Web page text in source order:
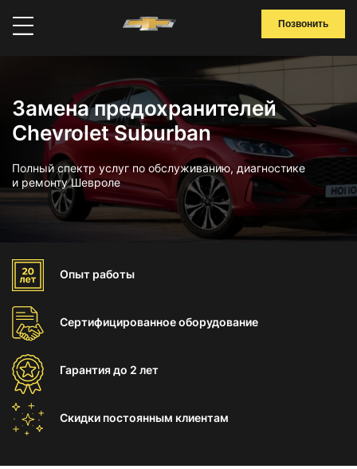
Позвонить
Замена предохранителей
Chevrolet Suburban
Полный спектр услуг по обслуживанию, диагностике
и ремонту Шевроле
Опыт работы
Сертифицированноеоборудование
Гарантиядо 2 лет
Скидки постоянным клиентам